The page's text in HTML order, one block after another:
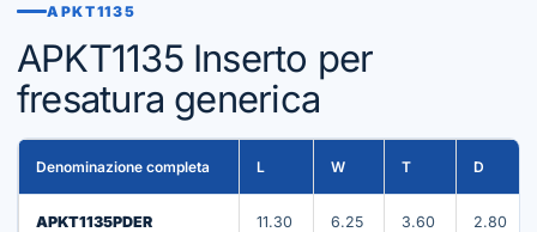
APKT1135
APKT1135 Inserto per
fresatura generica
Denominazione completa L W T D
APKT1135PDER 11.30 6.25 3.60 2.80